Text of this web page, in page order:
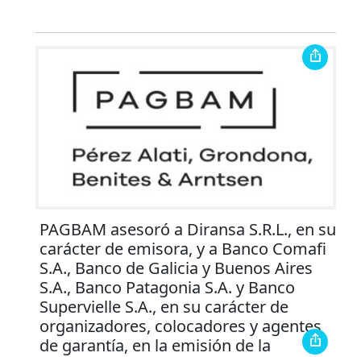
PAGBAM asesoró a Diransa S.R.L., en su
carácter de emisora, y a Banco Comafi
S.A., Banco de Galicia y Buenos Aires
S.A., Banco Patagonia S.A. y Banco
Supervielle S.A., en su carácter de
organizadores, colocadores y agentes
de garantía, en la emisión de la